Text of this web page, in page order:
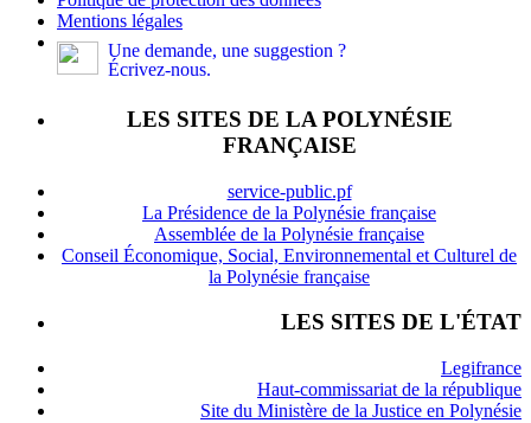
Mentions légales
Une demande, une suggestion ?
Écrivez-nous.
LES SITES DE LA POLYNÉSIE
FRANÇAISE
service-public.pf
La Présidence de la Polynésie française
Assemblée de la Polynésie française
Conseil Économique, Social, Environnemental et Culturel de
la Polynésie française
LES SITES DE L'ÉTAT
Legifrance
Haut-commissariat de la république
Site du Ministère de la Justice en Polynésie